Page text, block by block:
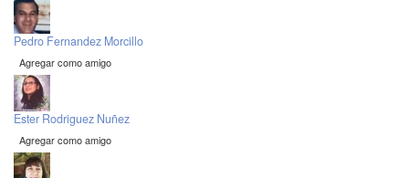
Pedro Fernandez Morcillo
Agregar como amigo
Ester Rodriguez Nuñez
Agregar como amigo